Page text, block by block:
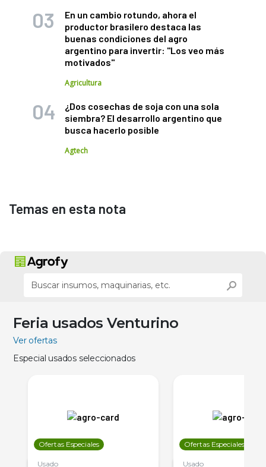
En un cambio rotundo, ahora el
productor brasilero destaca las
buenas condiciones del agro
argentino para invertir: "Los veo más
motivados"
Agricultura
¿Dos cosechas de soja con una sola
siembra? El desarrollo argentino que
busca hacerlo posible
Agtech
Temas en esta nota
Feria usados Venturino
Ver ofertas
Especial usados seleccionados
Ofertas Especiales
Usado
Ofertas Especiales
Usado